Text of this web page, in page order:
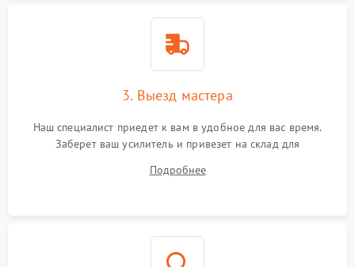
3. Выезд мастера
Наш специалист приедет к вам в удобное для вас время.
Заберет ваш усилитель и привезет на склад для
Подробнее